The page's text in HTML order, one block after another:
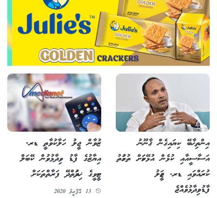
އިންތިޚާބޭ ކިޔައިގެން ޤާނޫނު
އަސާސީއާއި ކުޅެން އުޅޭކަމަށް ތުހުމަތު
ކުރައްވައި ޑރ. ޖަމީލު
ފާޑުވިދާޅުވެއްޖެ
ޒުވާން ޖީލު ހަލާކުވާތީ ޑރ.
އިޔާޒުގެ ފާޑު ވިދާޅުވުން ކޭބަލް
ޓީވީގެ ޚިދުމަތްދޭ ފަރާތްތަކަށް